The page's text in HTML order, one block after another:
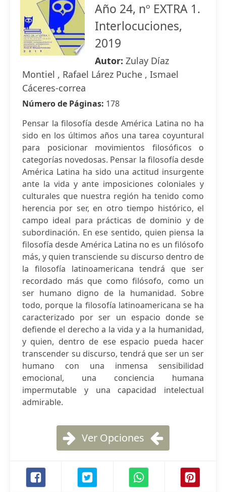
Año 24, nº EXTRA 1.
Interlocuciones,
2019
Autor: Zulay Díaz
Montiel , Rafael Lárez Puche , Ismael
Cáceres-correa
Número de Páginas: 178
Pensar la filosofía desde América Latina no ha
sido en los últimos años una tarea coyuntural
para posicionar movimientos filosóficos o
categorías novedosas. Pensar la filosofía desde
América Latina ha sido una actitud insurgente
ante la vida y ante imposiciones coloniales y
culturales que nuestra región ha tenido como
herencia por ser, en otro tiempo histórico, el
campo ideal para prácticas de dominio y de
subordinación. En ese sentido, quien piensa la
filosofía desde América Latina no es un filósofo
más, y quien transciende su discurso dentro de
la filosofía latinoamericana tendrá que ser
recordado más que como filósofo, como un
ser humano digno de la humanidad. Sobre
todo, porque la filosofía latinoamericana se ha
caracterizado por ser un espacio donde se
defiende el derecho a la vida y a la humanidad,
y quien, dentro de ese espacio pueda hacer
transcender su discurso, tendrá que ser un ser
humano con una inmensa sensibilidad
emocional, una conciencia humana
impermutable y una capacidad intelectual
admirable.
Ver Opciones